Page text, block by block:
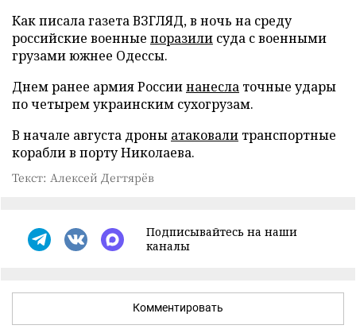
Как писала газета ВЗГЛЯД, в ночь на среду
российские военные поразили суда с военными
грузами южнее Одессы.
Днем ранее армия Россиинанесла точные удары
по четырем украинским сухогрузам.
В начале августа дроны атаковали транспортные
корабли в порту Николаева.
Текст: Алексей Дегтярёв
Подписывайтесь на наши
каналы
Комментировать